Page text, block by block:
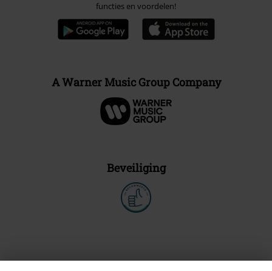
functies en voordelen!
A Warner Music Group Company
Beveiliging